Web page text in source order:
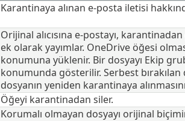
Karantinaya alınan e-posta iletisi
Orijinal alıcısına e-postayı,
ek olarak yayımlar. OneDrive öğesi
konumuna yüklenir. Bir dosyayı Ekip
konumunda gösterilir. Serbest
dosyanın yeniden karantinaya
Öğeyi karantinadan siler.
Korumalı olmayan dosyayı orijinal